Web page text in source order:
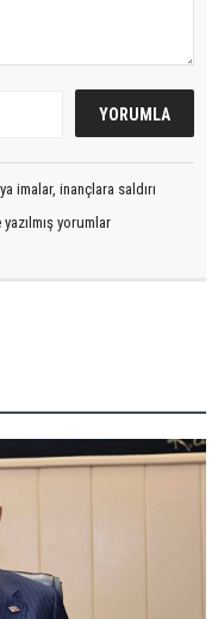
imalar, inançlara saldırı
yorumlar